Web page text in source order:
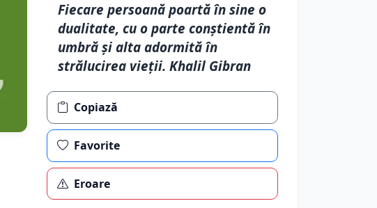
Fiecare persoană poartă în sine o
dualitate, cu o parte conștientă în
umbră și alta adormită în
strălucirea vieții. Khalil Gibran
Copiază
Favorite
Eroare